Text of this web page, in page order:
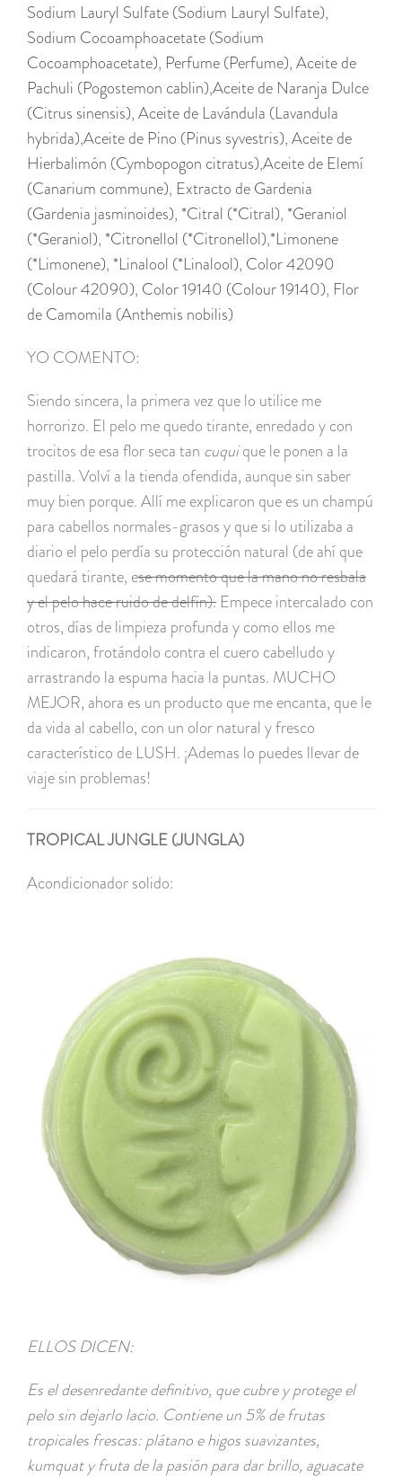
Sodium Lauryl Sulfate (Sodium Lauryl Sulfate),
Sodium Cocoamphoacetate (Sodium
Cocoamphoacetate), Perfume (Perfume),Aceite de
Pachuli (Pogostemon cablin),Aceite de Naranja Dulce
(Citrus sinensis),Aceite de Lavándula (Lavandula
hybrida),Aceite de Pino (Pinus syvestris),Aceite de
Hierbalimón (Cymbopogon citratus),Aceite de Elemí
(Canarium commune), Extracto de Gardenia
(Gardenia jasminoides), *Citral (*Citral), *Geraniol
(*Geraniol), *Citronellol (*Citronellol),*Limonene
(*Limonene), *Linalool (*Linalool), Color 42090
(Colour 42090), Color 19140 (Colour 19140), Flor
de Camomila (Anthemis nobilis)
YO COMENTO:
Siendo sincera, la primera vez que lo utilice me
horrorizo. El pelo me quedo tirante, enredado y con
trocitos de esa flor seca tan cuquique le ponen a la
pastilla. Volví a la tienda ofendida, aunque sin saber
muy bien porque. Allí me explicaron que es un champú
para cabellos normales-grasos y que si lo utilizaba a
diario el pelo perdía su protección natural (de ahí que
quedará tirante, ese momento que la mano no resbala
y el pelo hace ruido de delfín). Empece intercalado con
otros, días de limpieza profunda y como ellos me
indicaron, frotándolo contra el cuero cabelludo y
arrastrando la espuma hacia la puntas. MUCHO
MEJOR, ahora es un producto que me encanta, que le
da vida al cabello, con un olor natural y fresco
característico de LUSH. ¡Ademas lo puedes llevar de
viaje sin problemas!
TROPICAL JUNGLE (JUNGLA)
Acondicionador solido:
ELLOS DICEN:
Es el desenredante definitivo, que cubre y protege el
pelo sin dejarlo lacio. Contiene un 5% de frutas
tropicales frescas: plátano e higos suavizantes,
kumquat y fruta de la pasión para dar brillo, aguacate